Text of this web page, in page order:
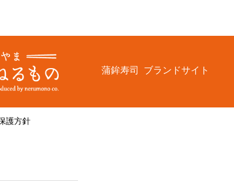
蒲鉾寿司 ブランドサイト
護方針